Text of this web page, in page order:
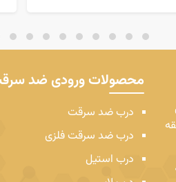
محصولات ورودی ضد
درب ضد سرقت
درب ضد سرقت فلزی
درب استیل